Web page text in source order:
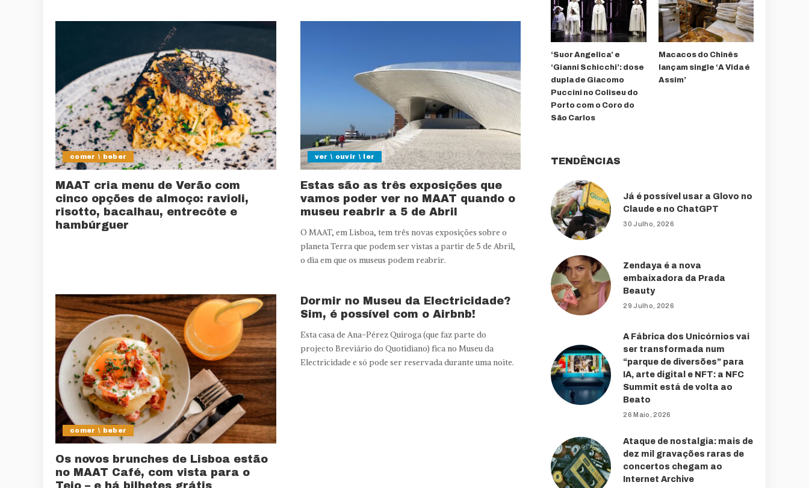
comer \ beber
MAAT cria menu de Verão com
cinco opções de almoço: ravioli,
risotto, bacalhau, entrecôte e
hambúrguer
ver \ ouvir \ ler
Estas são as três exposições que
vamos poder ver no MAAT quando o
museu reabrir a 5 de Abril
O MAAT, em Lisboa, tem três novas exposições sobre o
planeta Terra que podem ser vistas a partir de 5 de Abril,
o dia em que os museus podem reabrir.
comer \ beber
Os novos brunches de Lisboa estão
no MAAT Café, com vista para o
Dormir no Museu da Electricidade?
Sim, é possível com o Airbnb!
Esta casa de Ana-Pérez Quiroga (que faz parte do
projecto Breviário do Quotidiano) fica no Museu da
Electricidade e só pode ser reservada durante uma noite.
‘Suor Angelica’ e
‘Gianni Schicchi’: dose
dupla de Giacomo
Puccini no Coliseu do
Porto com o Coro do
São Carlos
Macacos do Chinês
lançam single ‘A Vida é
Assim’
TENDÊNCIAS
Já é possível usar a Glovo no
Claude e no ChatGPT
30 Julho, 2026
Zendaya é a nova
embaixadora da Prada
Beauty
29 Julho, 2026
A Fábrica dos Unicórnios vai
ser transformada num
“parque de diversões” para
IA, arte digital e NFT: a NFC
Summit está de volta ao
Beato
26 Maio, 2026
Ataque de nostalgia: mais de
dez mil gravações raras de
concertos chegam ao
Internet Archive